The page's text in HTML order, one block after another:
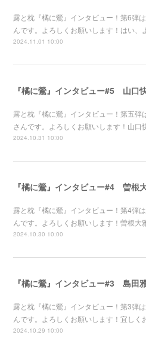
露と枕『橘に鶯』インタビュー！第6弾
んです。よろしくお願いします！はい、
2024.11.01 10:00
『橘に鶯』インタビュー#5 山口
露と枕『橘に鶯』インタビュー！第五弾
さんです。よろしくお願いします！山口
2024.10.31 10:00
『橘に鶯』インタビュー#4 曽根
露と枕『橘に鶯』インタビュー！第4弾
んです。よろしくお願いします！曽根大
2024.10.30 10:00
『橘に鶯』インタビュー#3 島田
露と枕『橘に鶯』インタビュー！第3弾
んです。よろしくお願いします！宜しく
2024.10.29 10:00